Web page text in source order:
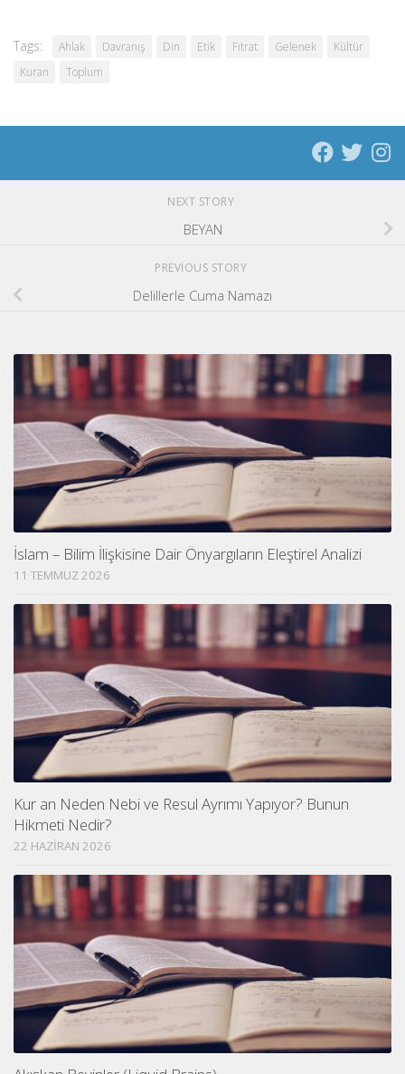
Tags: Ahlak Davranış Din Etik Fıtrat Gelenek
Kültür
Kuran
Toplum
NEXT STORY
BEYAN
PREVIOUS STORY
Delillerle Cuma Namazı
İslam – Bilim İlişkisine Dair Önyargıların Eleştirel Analizi
11 TEMMUZ 2026
Kur an Neden Nebi ve Resul Ayrımı Yapıyor? Bunun
Hikmeti Nedir?
22 HAZIRAN 2026